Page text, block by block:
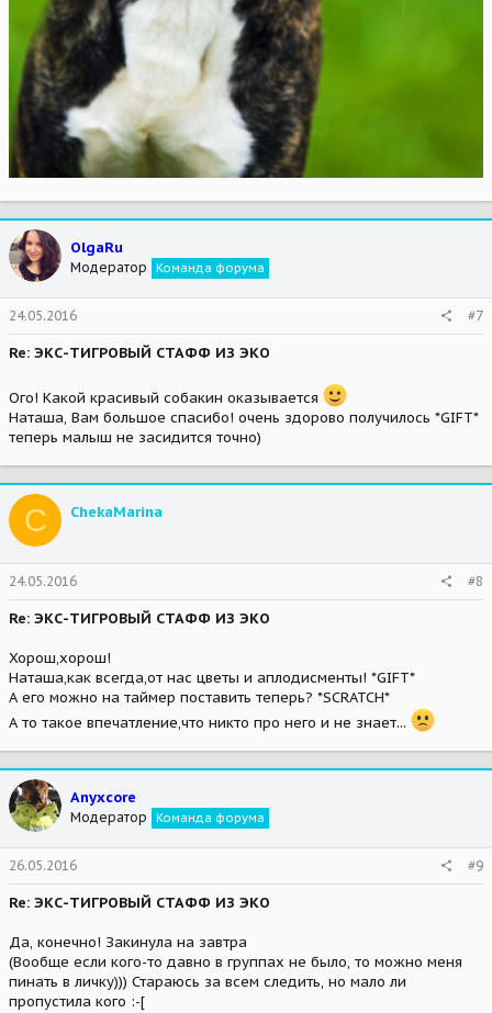
OlgaRu
Модератор Команда форума
24.05.2016 #7
Re: ЭКС-ТИГРОВЫЙ СТАФФ ИЗ ЭКО
Ого! Какой красивый собакин оказывается
Наташа, Вам большое спасибо! очень здорово получилось *GIFT*
теперь малыш не засидится точно)
C ChekaMarina
24.05.2016 #8
Re: ЭКС-ТИГРОВЫЙ СТАФФ ИЗ ЭКО
Хорош,хорош!
Наташа,как всегда,от нас цветы и аплодисменты! *GIFT*
А его можно на таймер поставить теперь? *SCRATCH*
А то такое впечатление,что никто про него и не знает...
Anyxcore
Модератор Команда форума
26.05.2016 #9
Re: ЭКС-ТИГРОВЫЙ СТАФФ ИЗ ЭКО
Да, конечно! Закинула на завтра
(Вообще если кого-то давно в группах не было, то можно меня
пинать в личку))) Стараюсь за всем следить, но мало ли
пропустила кого :-[